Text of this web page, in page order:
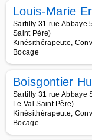
Louis-Marie
Sartilly 31 rue Abbaye
Saint Père)
Kinésithérapeute,
Bocage
Boisgontier
Sartilly 31 rue Abbaye
Le Val Saint Père)
Kinésithérapeute,
Bocage